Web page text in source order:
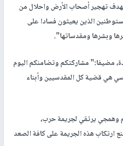
تهجير أصحاب الأرض واحلال من
الذين يعيثون فسادا على
وبشرها ومقدساتها".
مضيفا:" مشاركتكم وتضامنكم اليوم
هي قضية كل المقدسيين وأبناء
وهمجي يرتقي لجريمة حرب،
ارتكاب هذه الجريمة على كافة الصعد